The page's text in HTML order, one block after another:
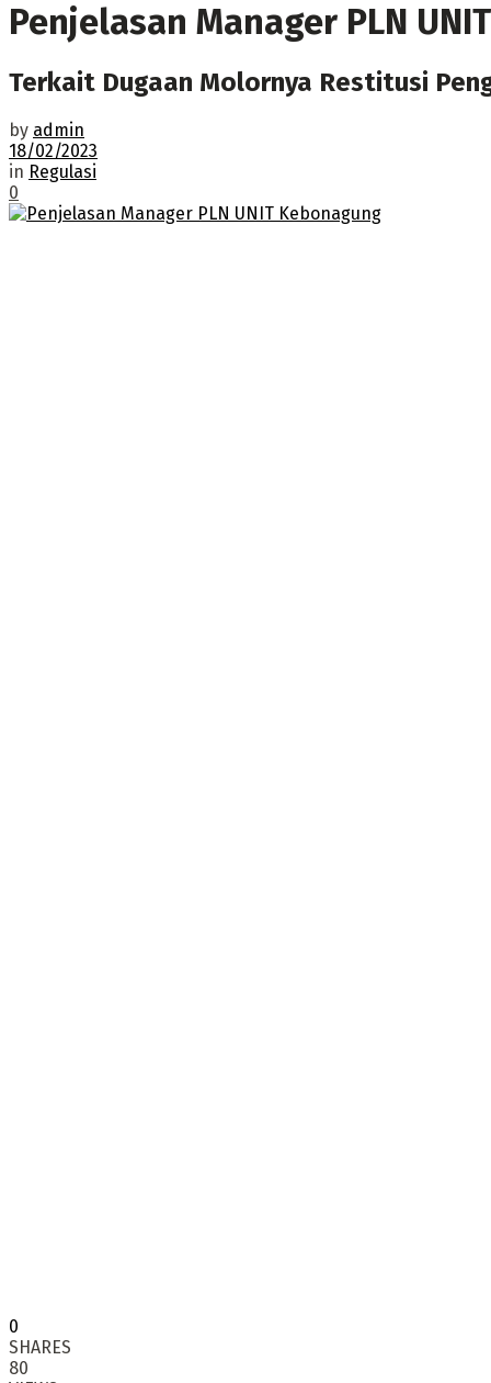
Penjelasan Manager PLN
Terkait Dugaan Molornya Restitusi
by admin
18/02/2023
in Regulasi
0
0
SHARES
80